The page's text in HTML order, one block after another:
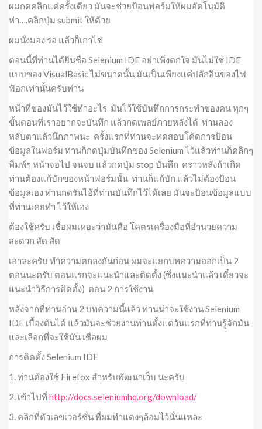
ผมกดคลิกแค่ครั้งเดียว มันจะช่วยป้อนฟอร์มให้ผมอัตโนมัติ
ห่า….คลิกปุ่ม submit ให้ด้วย
ผมนั่งมอง รอ แล้วก็เกาไข่
ตอนนี้ที่ท่านได้ยินชื่อ Selenium IDE อย่าเพิ่งตกใจ มันไม่ใช่ IDE
แบบของ VisualBasic ไม่ขนาดนั้น มันเป็นเพียงแค่ปลักอินของไฟ
ฟ้อกเท่านั้นครับท่าน
หน้าที่ของมันไว้ใช้ทำอะไร มันไว้ใช้บันทึกการกระทำของคน ทุกๆ
ขั้นตอนที่เราอยากจะบันทึก แล้วกดเพลย์ภายหลังได้ ท่านลอง
หลับตาแล้วนึกภาพนะ ครั้งแรกที่ท่านจะทดสอบโค้ดการป้อน
ข้อมูลในฟอร์ม ท่านก็กดปุ่มบันทึกของ Selenium ไว้แล้วท่านก็คลิกๆ
พิมพ์ๆ หน้าจอไป จนจบ แล้วกดปุ่ม stop บันทึก คราวหลังถ้าเกิด
ท่านต้องแก้บักของหน้าฟอร์มนั้น ท่านก็แก้บัก แล้วไม่ต้องป้อน
ข้อมูลเอง ท่านกดรันไอ้ที่ท่านบันทึกไว้ได้เลย มันจะป้อนข้อมูลแบบ
ที่ท่านเคยทำ ไว้ให้เอง
ต้องใช้ครับ เชื่อผมเหอะว่ามันคือ โคตรเครื่องมือที่อำนวยความ
สะดวก สัด สัด
เอาละครับ ทำความตกลงกันก่อน ผมจะแยกบทความออกเป็น 2
ตอนนะครับ ตอนแรกจะแนะนำและติดตั้ง (ซึ่งแนะนำแล้ว เดี๋ยวจะ
แนะนำวิธีการติดตั้ง) ตอน 2 การใช้งาน
หลังจากที่ท่านอ่าน 2 บทความนี้แล้ว ท่านน่าจะใช้งาน Selenium
IDE เบื้องต้นได้ แล้วมันจะช่วยงานท่านตั้งแต่วันแรกที่ท่านรู้จักมัน
และเลือกที่จะใช้มัน เชื่อผม
การติดตั้ง Selenium IDE
1. ท่านต้องใช้ Firefox สำหรับพัฒนาเว็บ นะครับ
2. เข้าไปที่ http://docs.seleniumhq.org/download/
3. คลิกที่ตัวเลขเวอร์ชั่น ที่ผมทำแดงๆล้อมไว้นั่นแหละ